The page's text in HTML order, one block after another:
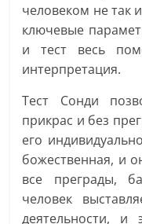
человеком не так
ключевые
и тест весь
интерпретация.
Тест Сонди
прикрас и без
его
божественная, и
все преграды,
человек
деятельности,